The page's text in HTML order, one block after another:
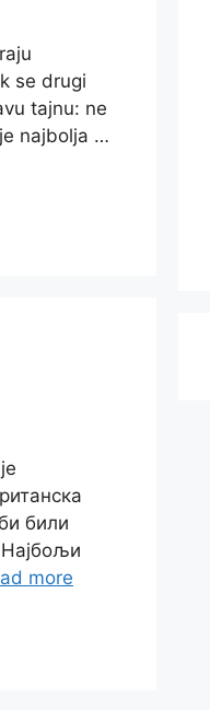
se drugi
tajnu: ne
najbolja …
били
more